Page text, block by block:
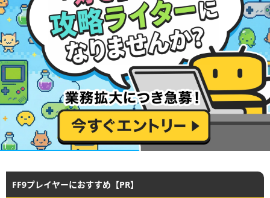
FF9プレイヤーにおすすめ【PR】